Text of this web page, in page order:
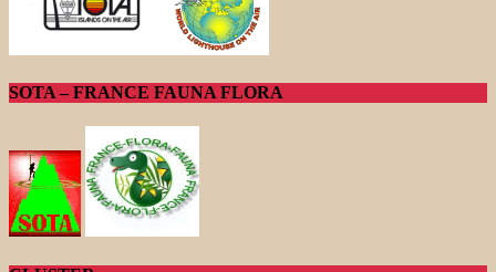
SOTA – FRANCE FAUNA FLORA